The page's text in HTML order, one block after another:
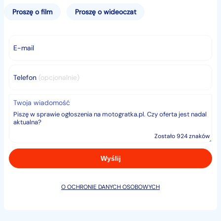
Skrzynia Biegów: AUTOMATYCZNA
Hamulce przód: TARCZOWE
Proszę o film Proszę o wideoczat
E-mail
Telefon (opcjonalnie)
Twoja wiadomość
Zostało 924 znaków
O OCHRONIE DANYCH OSOBOWYCH